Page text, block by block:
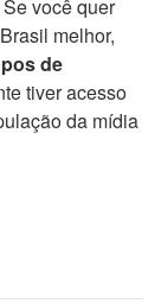
você quer
melhor,
de
tiver acesso
da mídia